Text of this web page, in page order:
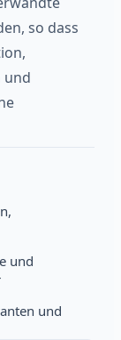
so dass
und
und
und